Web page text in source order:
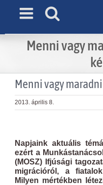
Menni vagy
Menni vagy
2013. április 8.
Image
Napjaink aktuális
ezért a
(MOSZ) Ifjúsági
migrációról, a
Milyen mértékben